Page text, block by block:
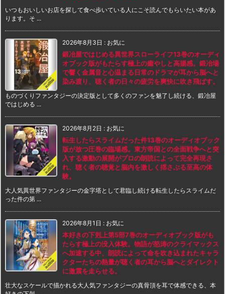
いつもおいしいお店を探して食べ歩いている人にこそ読んでもらいたい本があ
ります。そ ...
2026年8月3日 : お気に
鍛冶屋ではじめる異世界スローライフ13巻のオーディ
オブック版がもたらす極上の癒やしと高揚感。鍛冶場
で響く金属音と心温まる日常のドラマが耳から脳へと
染み渡り、聴く者の日々の疲労を爽快に吹き飛ばす。
ものづくりファンタジーの決定版として多くのファンを魅了し続ける、鍛冶屋
ではじめる ...
2026年8月2日 : お気に
転生したらスライムだった件13巻のオーディオブック
版が放つ圧巻の臨場感。東方帝国との全面戦争へと突
入する激動の展開がプロの朗読によって完全再現さ
れ、聴く者の聴覚と脳内を激しく揺さぶる至高の体
験。
大人気異世界ファンタジーの金字塔として君臨し続ける転生したらスライムだ
った件の第 ...
2026年8月1日 : お気に
本好きの下剋上第5部7巻のオーディオブック版がも
たらす極上の没入体験。物語が怒涛のクライマックス
へ加速する中、朗読によって命を吹き込まれたキャラ
クターたちの熱量が聴く者の耳から脳へとダイレクト
に激震を走らせる。
壮大なスケールで描かれる大人気ファンタジーの真骨頂を耳で体感できる、本